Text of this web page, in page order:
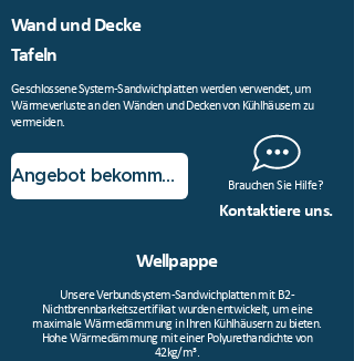
Wand und Decke
Tafeln
Geschlossene System-Sandwichplatten werden verwendet, um
Wärmeverluste an den Wänden und Decken von Kühlhäusern zu
vermeiden.
Angebot bekommen!
Brauchen Sie Hilfe?
Kontaktiere uns.
Wellpappe
Unsere Verbundsystem-Sandwichplatten mit B2-
Nichtbrennbarkeitszertifikat wurden entwickelt, um eine
maximale Wärmedämmung in Ihren Kühlhäusern zu bieten.
Hohe Wärmedämmung mit einer Polyurethandichte von
42kg/m³.